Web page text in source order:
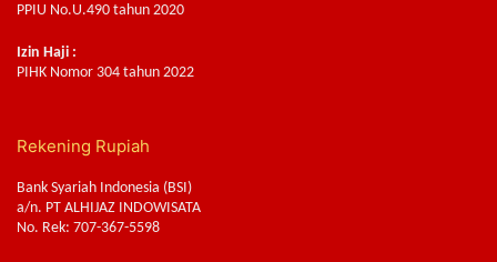
PPIU No.U.490 tahun 2020
Izin Haji :
PIHK Nomor 304 tahun 2022
Rekening Rupiah
Bank Syariah Indonesia (BSI)
a/n. PT ALHIJAZ INDOWISATA
No. Rek: 707-367-5598